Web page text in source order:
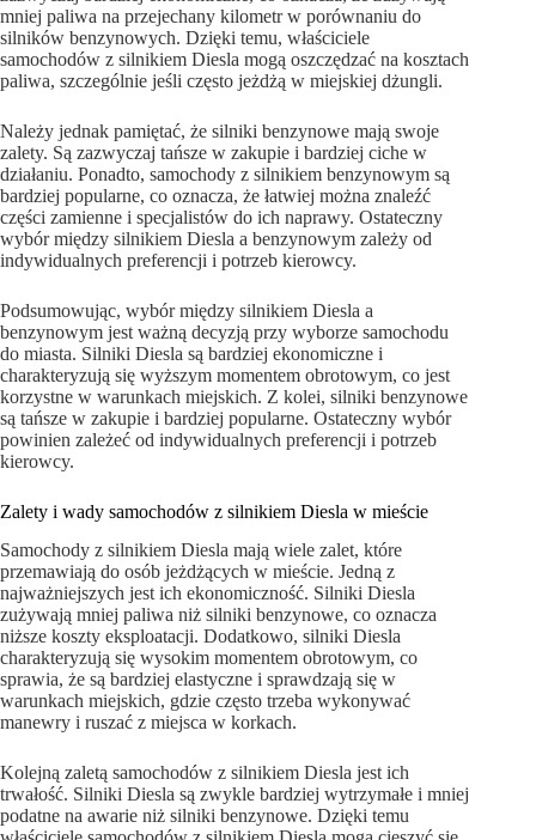
mniej paliwa na przejechany kilometr w porównaniu do
silników benzynowych. Dzięki temu, właściciele
samochodów z silnikiem Diesla mogą oszczędzać na kosztach
paliwa, szczególnie jeśli często jeżdżą w miejskiej dżungli.
Należy jednak pamiętać, że silniki benzynowe mają swoje
zalety. Są zazwyczaj tańsze w zakupie i bardziej ciche w
działaniu. Ponadto, samochody z silnikiem benzynowym są
bardziej popularne, co oznacza, że łatwiej można znaleźć
części zamienne i specjalistów do ich naprawy. Ostateczny
wybór między silnikiem Diesla a benzynowym zależy od
indywidualnych preferencji i potrzeb kierowcy.
Podsumowując, wybór między silnikiem Diesla a
benzynowym jest ważną decyzją przy wyborze samochodu
do miasta. Silniki Diesla są bardziej ekonomiczne i
charakteryzują się wyższym momentem obrotowym, co jest
korzystne w warunkach miejskich. Z kolei, silniki benzynowe
są tańsze w zakupie i bardziej popularne. Ostateczny wybór
powinien zależeć od indywidualnych preferencji i potrzeb
kierowcy.
Zalety i wady samochodów z silnikiem Diesla w mieście
Samochody z silnikiem Diesla mają wiele zalet, które
przemawiają do osób jeżdżących w mieście. Jedną z
najważniejszych jest ich ekonomiczność. Silniki Diesla
zużywają mniej paliwa niż silniki benzynowe, co oznacza
niższe koszty eksploatacji. Dodatkowo, silniki Diesla
charakteryzują się wysokim momentem obrotowym, co
sprawia, że są bardziej elastyczne i sprawdzają się w
warunkach miejskich, gdzie często trzeba wykonywać
manewry i ruszać z miejsca w korkach.
Kolejną zaletą samochodów z silnikiem Diesla jest ich
trwałość. Silniki Diesla są zwykle bardziej wytrzymałe i mniej
podatne na awarie niż silniki benzynowe. Dzięki temu